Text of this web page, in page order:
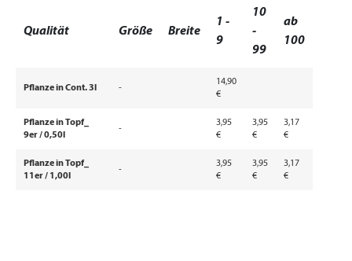
Qualität Größe Breite
1 -
9
10
-
99
ab
100
Pflanze in Cont. 3l -
14,90
€
Pflanze in Topf_
9er / 0,50l
-
3,95
€
3,95
€
3,17
€
Pflanze in Topf_
11er / 1,00l
-
3,95
€
3,95
€
3,17
€